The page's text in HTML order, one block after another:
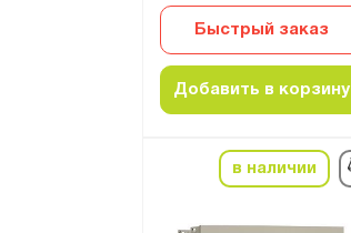
Быстрый заказ
Добавить в корзину
в наличии